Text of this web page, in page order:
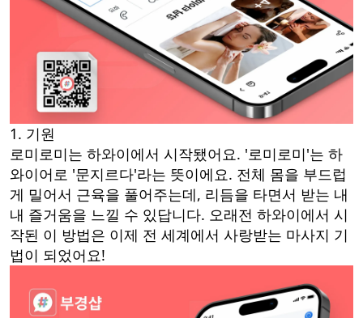
1. 기원
로미로미는 하와이에서 시작됐어요. '로미로미'는 하
와이어로 '문지르다'라는 뜻이에요. 전체 몸을 부드럽
게 밀어서 근육을 풀어주는데, 리듬을 타면서 받는 내
내 즐거움을 느낄 수 있답니다. 오래전 하와이에서 시
작된 이 방법은 이제 전 세계에서 사랑받는 마사지 기
법이 되었어요!